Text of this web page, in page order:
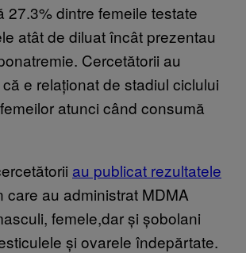
27.3% dintre femeile testate
atât de diluat încât prezentau
Cercetătorii au
e relaționat de stadiul ciclului
atunci când consumă
au publicat rezultatele
care au administrat MDMA
femele,dar și șobolani
și ovarele îndepărtate.